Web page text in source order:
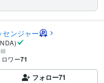
センジャー
ロワー71
フォロー71